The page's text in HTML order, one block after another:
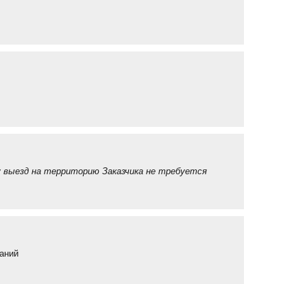
на территорию Заказчика не требуется